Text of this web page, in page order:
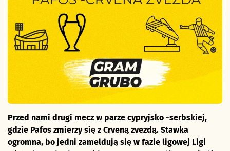
Przed nami drugi mecz w parze cypryjsko -serbskiej,
gdzie Pafos zmierzy się z Crveną zvezdą. Stawka
ogromna, bo jedni zameldują się w fazie ligowej Ligi